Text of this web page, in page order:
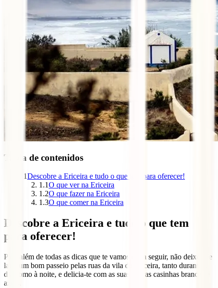
Tabla de contenidos
1Descobre a Ericeira e tudo o que tem para oferecer!
1.1O que ver na Ericeira
1.2O que fazer na Ericeira
1.3O que comer na Ericeira
Descobre a Ericeira e tudo o que tem
para oferecer!
Para além de todas as dicas que te vamos dar a seguir, não deixes de
lado um bom passeio pelas ruas da vila da Ericeira, tanto durante o
dia como à noite, e delicia-te com as suas típicas casinhas brancas e
azuis.